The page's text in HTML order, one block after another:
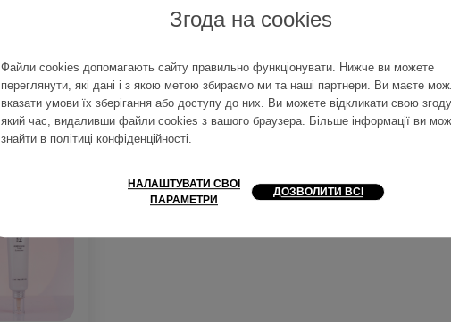
Згода на cookies
Файли cookies допомагають сайту правильно функціонувати. Нижче ви можете
переглянути, які дані і з якою метою збираємо ми та наші партнери. Ви маєте
вказати умови їх зберігання або доступу до них. Ви можете відкликати свою
який час, видаливши файли cookies з вашого браузера. Більше інформації ви
знайти в політиці конфіденційності.
НАЛАШТУВАТИ СВОЇ
ПАРАМЕТРИ
ДОЗВОЛИТИ ВСІ